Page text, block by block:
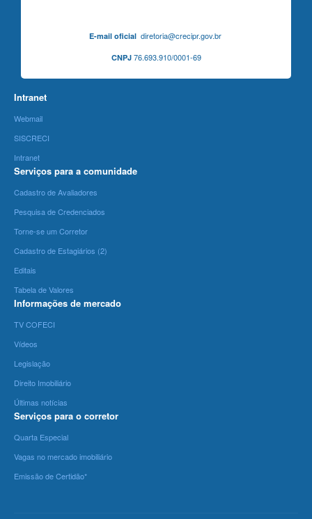
E-mail oficialdiretoria@crecipr.gov.br
CNPJ76.693.910/0001-69
Intranet
Webmail
SISCRECI
Intranet
Serviços para a comunidade
Cadastro de Avaliadores
Pesquisa de Credenciados
Torne-se um Corretor
Cadastro de Estagiários (2)
Editais
Tabela de Valores
Informações de mercado
TV COFECI
Vídeos
Legislação
Direito Imobiliário
Últimas notícias
Serviços para o corretor
Quarta Especial
Vagas no mercado imobiliário
Emissão de Certidão*